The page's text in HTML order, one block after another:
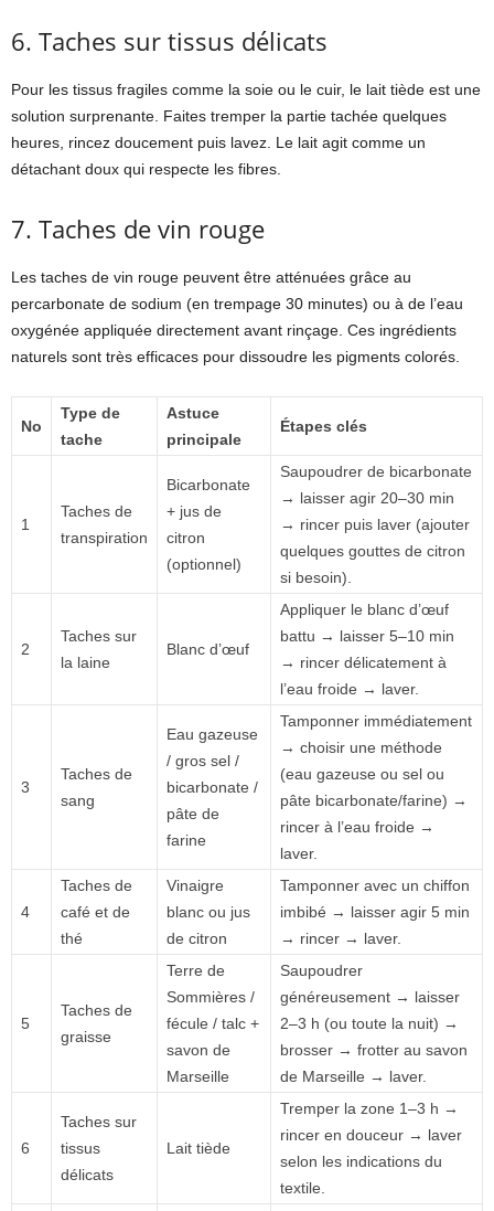
6. Taches sur tissus délicats
Pour les tissus fragiles comme la soie ou le cuir, le lait tiède est une
solution surprenante. Faites tremper la partie tachée quelques
heures, rincez doucement puis lavez. Le lait agit comme un
détachant doux qui respecte les fibres.
7. Taches de vin rouge
Les taches de vin rouge peuvent être atténuées grâce au
percarbonate de sodium (en trempage 30 minutes) ou à de l’eau
oxygénée appliquée directement avant rinçage. Ces ingrédients
naturels sont très efficaces pour dissoudre les pigments colorés.
No
Type de
tache
Astuce
principale
Étapes clés
1
Taches de
transpiration
Bicarbonate
+ jus de
citron
(optionnel)
Saupoudrer de bicarbonate
→ laisser agir 20–30 min
→ rincer puis laver (ajouter
quelques gouttes de citron
si besoin).
2
Taches sur
la laine
Blanc d’œuf
Appliquer le blanc d’œuf
battu → laisser 5–10 min
→ rincer délicatement à
l’eau froide → laver.
3
Taches de
sang
Eau gazeuse
/ gros sel /
bicarbonate /
pâte de
farine
Tamponner immédiatement
→ choisir une méthode
(eau gazeuse ou sel ou
pâte bicarbonate/farine) →
rincer à l’eau froide →
laver.
4
Taches de
café et de
thé
Vinaigre
blanc ou jus
de citron
Tamponner avec un chiffon
imbibé → laisser agir 5 min
→ rincer → laver.
5
Taches de
graisse
Terre de
Sommières /
fécule / talc +
savon de
Marseille
Saupoudrer
généreusement → laisser
2–3 h (ou toute la nuit) →
brosser → frotter au savon
de Marseille → laver.
6
Taches sur
tissus
délicats
Lait tiède
Tremper la zone 1–3 h →
rincer en douceur → laver
selon les indications du
textile.